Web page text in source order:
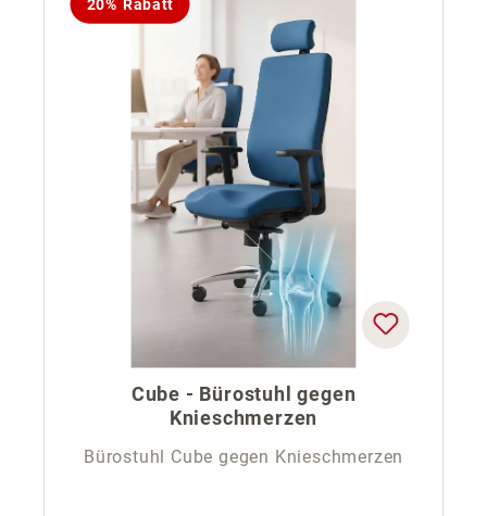
20% Rabatt
Cube - Bürostuhl gegen
Knieschmerzen
Bürostuhl Cube gegen Knieschmerzen